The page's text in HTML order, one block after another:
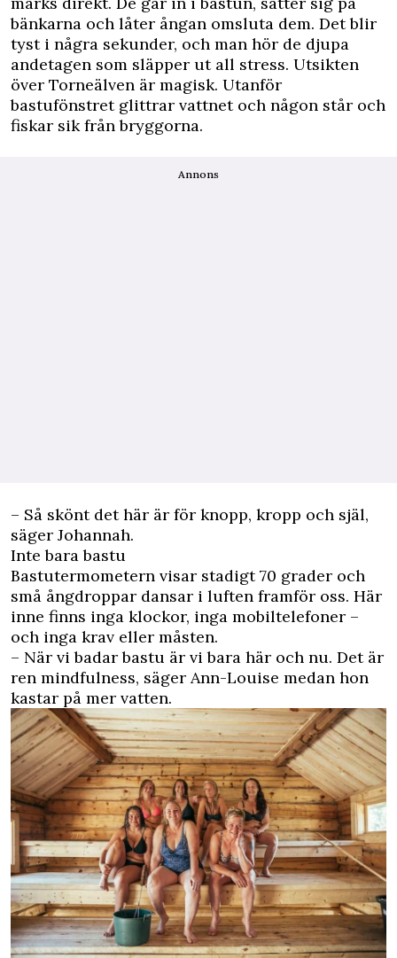
bänkarna och låter ångan omsluta dem. Det blir
tyst i några sekunder, och man hör de djupa
andetagen som släpper ut all stress. Utsikten
över Torneälven är magisk. Utanför
bastufönstret glittrar vattnet och någon står och
fiskar sik från bryggorna.
Annons
– Så skönt det här är för knopp, kropp och själ,
säger Johannah.
Inte bara bastu
Bastutermometern visar stadigt 70 grader och
små ångdroppar dansar i luften framför oss. Här
inne finns inga klockor, inga mobiltelefoner –
och inga krav eller måsten.
– När vi badar bastu är vi bara här och nu. Det är
ren mindfulness, säger Ann-Louise medan hon
kastar på mer vatten.